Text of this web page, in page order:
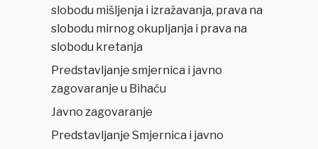
slobodu mišljenja i izražavanja, prava na
slobodu mirnog okupljanja i prava na
slobodu kretanja
Predstavljanje smjernica i javno
zagovaranje u Bihaću
Javno zagovaranje
Predstavljanje Smjernica i javno